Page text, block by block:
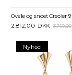
2.812,00 DKK 3.750,00
Nyhed